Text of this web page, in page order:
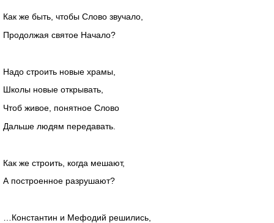
Как же быть, чтобы Слово звучало,
Продолжая святое Начало?
Надо строить новые храмы,
Школы новые открывать,
Чтоб живое, понятное Слово
Дальше людям передавать.
Как же строить, когда мешают,
А построенное разрушают?
…Константин и Мефодий решились,